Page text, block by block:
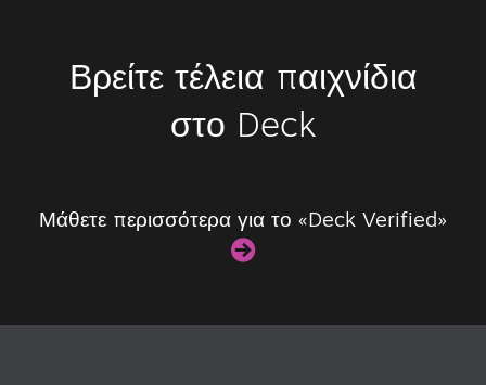
Βρείτε τέλεια παιχνίδια
στο Deck
Μάθετε περισσότερα για το «Deck Verified»